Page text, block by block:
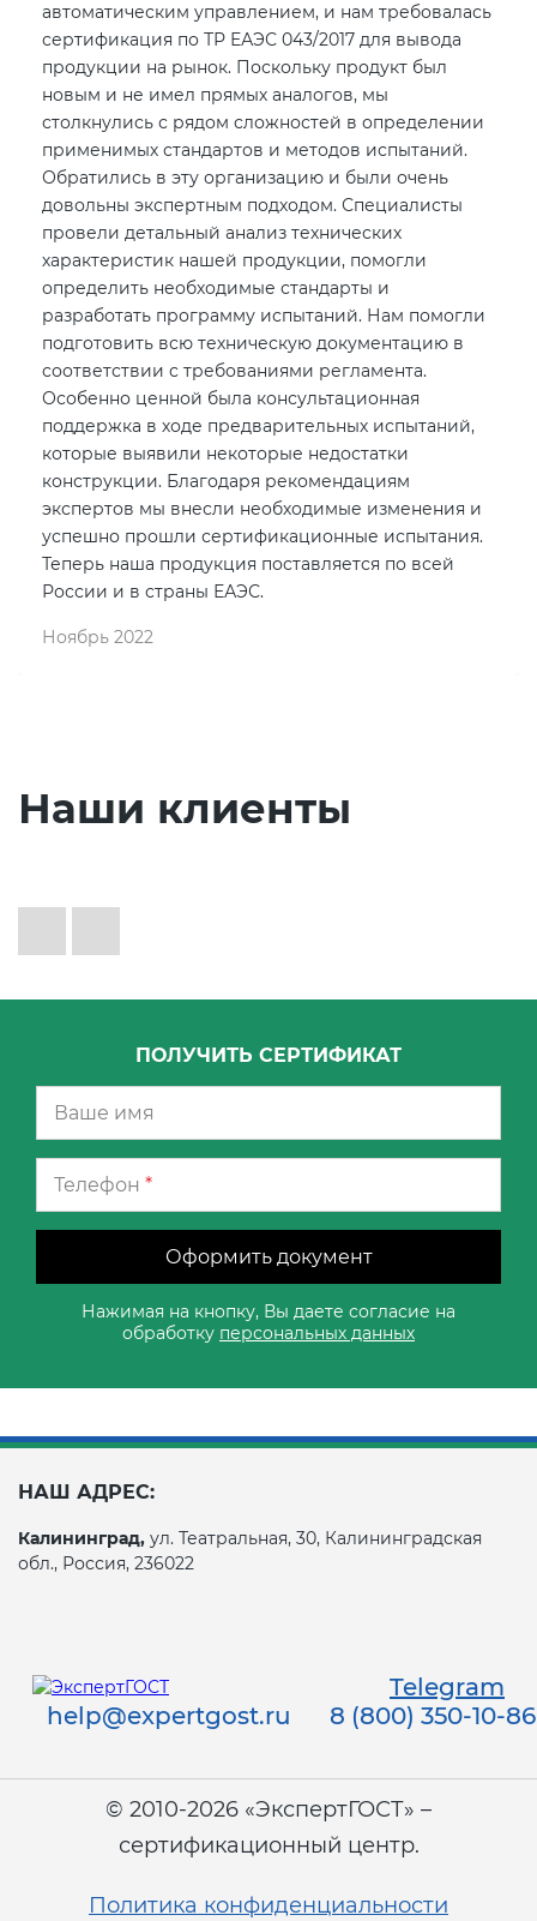
автоматическим управлением, и нам требовалась
сертификация по ТР ЕАЭС 043/2017 для вывода
продукции на рынок. Поскольку продукт был
новым и не имел прямых аналогов, мы
столкнулись с рядом сложностей в определении
применимых стандартов и методов испытаний.
Обратились в эту организацию и были очень
довольны экспертным подходом. Специалисты
провели детальный анализ технических
характеристик нашей продукции, помогли
определить необходимые стандарты и
разработать программу испытаний. Нам помогли
подготовить всю техническую документацию в
соответствии с требованиями регламента.
Особенно ценной была консультационная
поддержка в ходе предварительных испытаний,
которые выявили некоторые недостатки
конструкции. Благодаря рекомендациям
экспертов мы внесли необходимые изменения и
успешно прошли сертификационные испытания.
Теперь наша продукция поставляется по всей
России и в страны ЕАЭС.
Ноябрь 2022
Наши клиенты
ПОЛУЧИТЬ СЕРТИФИКАТ
Телефон *
Оформить документ
Нажимая на кнопку, Вы даете согласие на
обработку персональных данных
НАШ АДРЕС:
Калининград, ул. Театральная, 30, Калининградская
обл., Россия, 236022
Telegram
help@expertgost.ru
8 (800) 350-10-86
© 2010-2026 «ЭкспертГОСТ» –
сертификационный центр.
Политика конфиденциальности